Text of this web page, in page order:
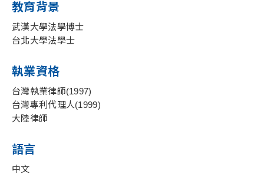
教育背景
武漢大學法學博士
台北大學法學士
執業資格
台灣執業律師(1997)
台灣專利代理人(1999)
大陸律師
語言
中文